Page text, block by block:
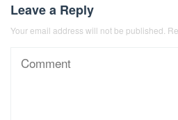
Leave a Reply
Your email address will not be published.